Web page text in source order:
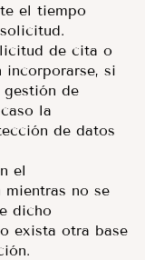
el tiempo
de cita o
incorporarse, si
gestión de
la
de datos
el
mientras no se
dicho
exista otra base